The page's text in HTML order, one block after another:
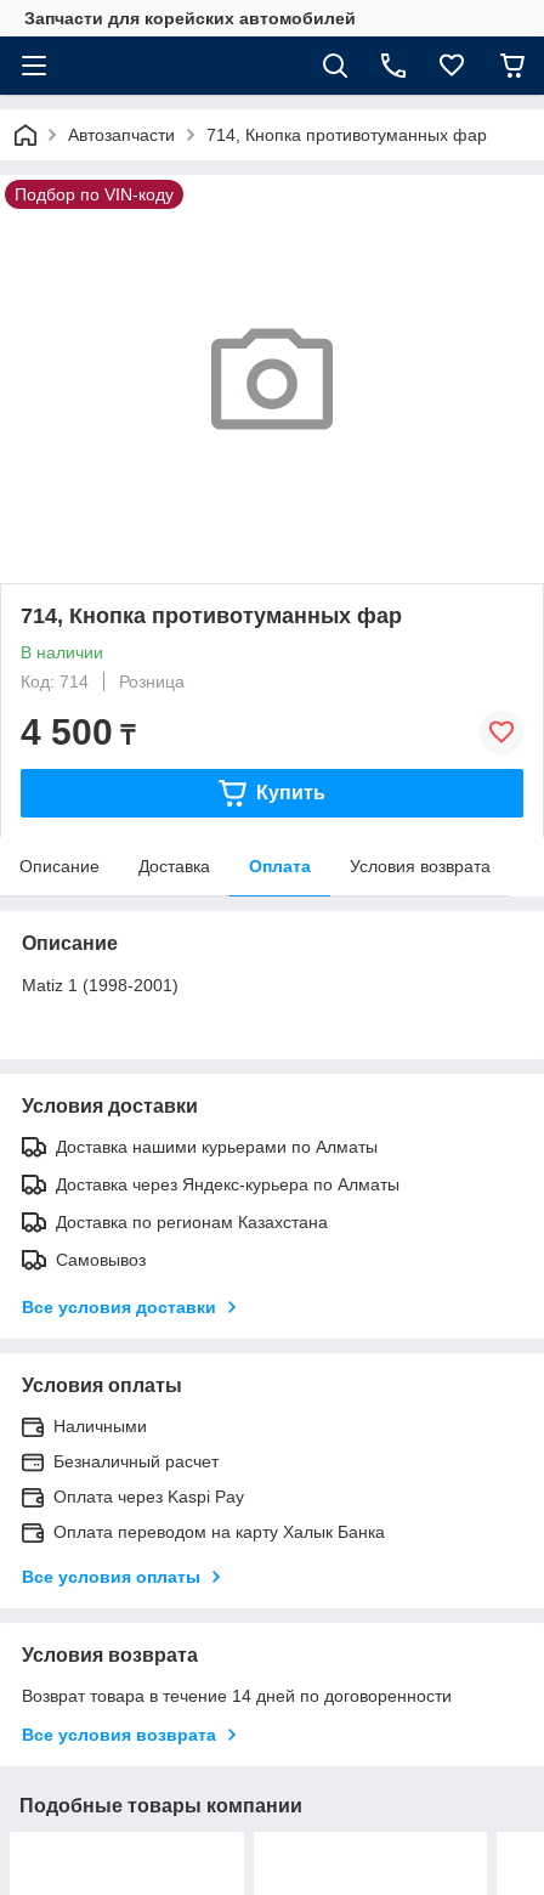
Запчасти для корейских автомобилей
Автозапчасти 714, Кнопка противотуманных фар
Подбор по VIN-коду
714, Кнопка противотуманных фар
В наличии
Код: 714
Розница
4 500 ₸
Купить
Описание Доставка Оплата Условия возврата
Описание
Matiz 1 (1998-2001)
Условия доставки
Доставка нашими курьерами по Алматы
Доставка через Яндекс-курьера по Алматы
Доставка по регионам Казахстана
Самовывоз
Все условия доставки
Условия оплаты
Наличными
Безналичный расчет
Оплата через Kaspi Pay
Оплата переводом на карту Халык Банка
Все условия оплаты
Условия возврата
Возврат товара в течение 14 дней по договоренности
Все условия возврата
Подобные товары компании